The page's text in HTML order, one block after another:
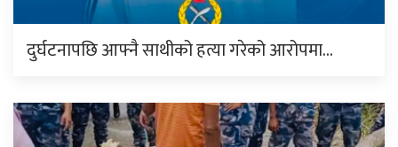
दुर्घटनापछि आफ्नै साथीको हत्या गरेको आरोपमा…